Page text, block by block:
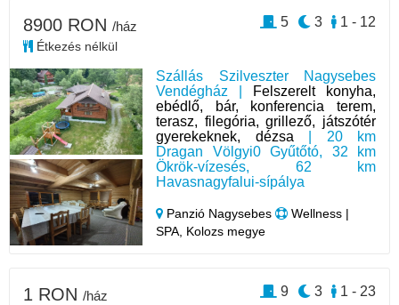
Szállás Szilveszter Nagysebes
Vendégház |
Felszerelt konyha,
ebédlő, bár, konferencia terem,
terasz, filegória, grillező, játszótér
gyerekeknek, dézsa | 20 km
Dragan Völgyi0 Gyűtőtó, 32 km
Ökrök-vízesés, 62 km
Havasnagyfalui-sípálya
Panzió Nagysebes
Wellness |
SPA, Kolozs megye
8900 RON /ház
Étkezés nélkül
1 - 12
3
5
1 RON /ház 1 - 23
3
9